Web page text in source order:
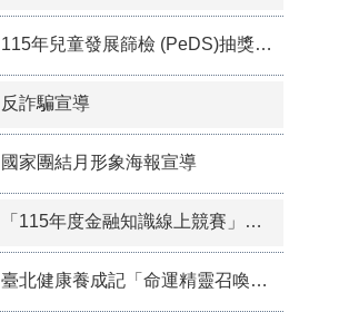
115年兒童發展篩檢 (PeDS)抽獎活動
反詐騙宣導
國家團結月形象海報宣導
「115年度金融知識線上競賽」活動
臺北健康養成記「命運精靈召喚所．健康運氣在你手」獎勵活動